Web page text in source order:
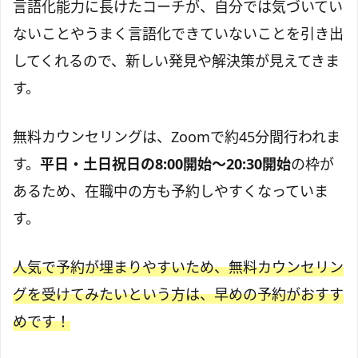
言語化能力に長けたコーチが、自分では気づいてい
ないことやうまく言語化できていないことを引き出
してくれるので、新しい発見や解決策が見えてきま
す。
無料カウンセリングは、Zoomで約45分間行われま
す。 平日・土日祝日の8:00開始〜20:30開始の枠が
あるため、在職中の方も予約しやすくなっていま
す。
人気で予約が埋まりやすいため、無料カウンセリン
グを受けてみたいという方は、早めの予約がおすす
めです！